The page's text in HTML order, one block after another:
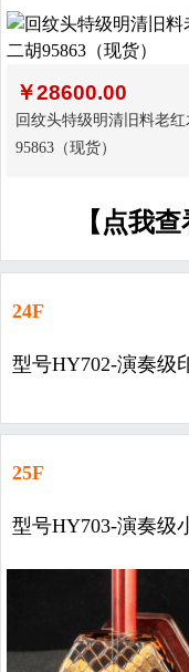
￥28600.00
回纹头特级明清旧料老红
95863（现货）
【点我
24F
型号HY702-演奏级
25F
型号HY703-演奏级